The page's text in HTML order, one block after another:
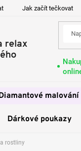
Jak začít tečkovat
malování
Dárkové poukazy
rostliny